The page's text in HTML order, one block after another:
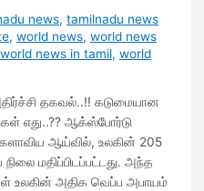
news,tamilnadu news
,world news,world news
world news in tamil,world
தகவல்..!! கடுமையான
எது..?? ஆக்ஸ்போர்டு
ஆய்வில், உலகின் 205
மதிப்பிடப்பட்டது. அந்த
உலகின் அதிக வெப்ப அபாயம்